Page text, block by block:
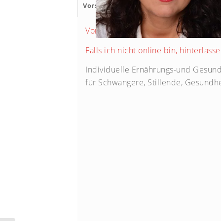
Vorstellung Onlinezeit Qualifikation
Vorstellung von C. Duwendag
Falls ich nicht online bin,
Individuelle Ernährungs-und
für Schwangere, Stillende,